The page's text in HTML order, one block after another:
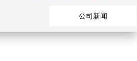
公司新闻